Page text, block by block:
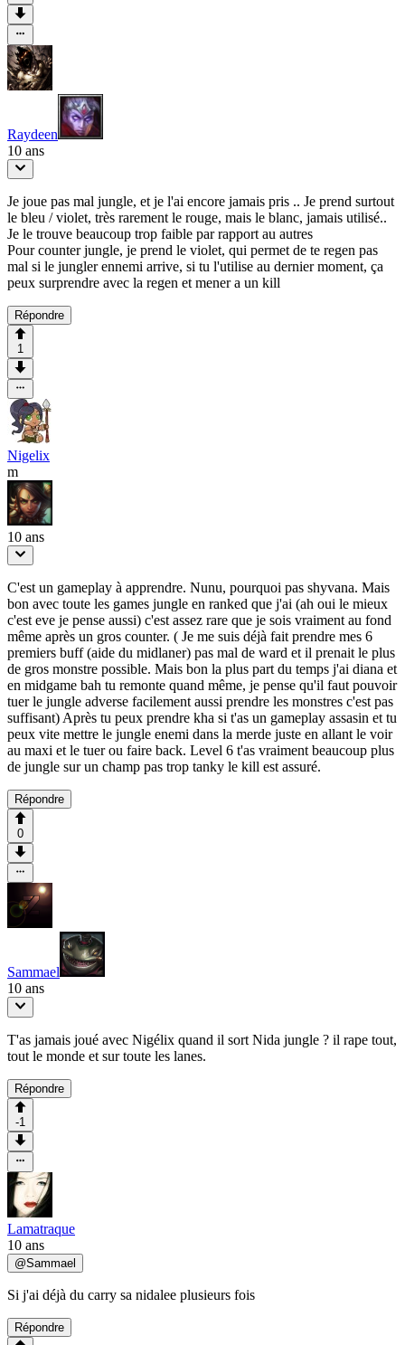
Raydeen
10 ans
Je joue pas mal jungle, et je l'ai encore jamais pris .. Je prend surtout
le bleu / violet, très rarement le rouge, mais le blanc, jamais utilisé..
Je le trouve beaucoup trop faible par rapport au autres
Pour counter jungle, je prend le violet, qui permet de te regen pas
mal si le jungler ennemi arrive, si tu l'utilise au dernier moment, ça
peux surprendre avec la regen et mener a un kill
Répondre
1
Nigelix
m
10 ans
C'est un gameplay à apprendre. Nunu, pourquoi pas shyvana. Mais
bon avec toute les games jungle en ranked que j'ai (ah oui le mieux
c'est eve je pense aussi) c'est assez rare que je sois vraiment au fond
même après un gros counter. ( Je me suis déjà fait prendre mes 6
premiers buff (aide du midlaner) pas mal de ward et il prenait le plus
de gros monstre possible. Mais bon la plus part du temps j'ai diana et
en midgame bah tu remonte quand même, je pense qu'il faut pouvoir
tuer le jungle adverse facilement aussi prendre les monstres c'est pas
suffisant) Après tu peux prendre kha si t'as un gameplay assasin et tu
peux vite mettre le jungle enemi dans la merde juste en allant le voir
au maxi et le tuer ou faire back. Level 6 t'as vraiment beaucoup plus
de jungle sur un champ pas trop tanky le kill est assuré.
Répondre
0
Sammael
10 ans
T'as jamais joué avec Nigélix quand il sort Nida jungle ? il rape tout,
tout le monde et sur toute les lanes.
Répondre
-1
Lamatraque
10 ans
@Sammael
Si j'ai déjà du carry sa nidalee plusieurs fois
Répondre